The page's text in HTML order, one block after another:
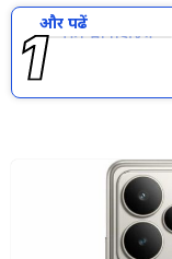
और पढें